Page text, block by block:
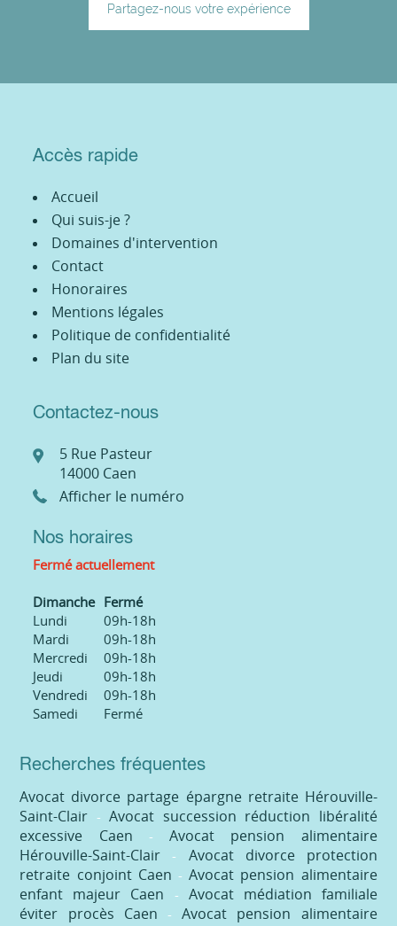
Partagez-nous votre expérience
Accès rapide
Accueil
Qui suis-je ?
Domaines d'intervention
Contact
Honoraires
Mentions légales
Politique de confidentialité
Plan du site
Contactez-nous
5 Rue Pasteur
14000 Caen
Afficher le numéro
Nos horaires
Fermé actuellement
Dimanche Fermé
Lundi
09h-18h
Mardi
09h-18h
Mercredi
09h-18h
Jeudi
09h-18h
Vendredi
09h-18h
Samedi
Fermé
Recherches fréquentes
Avocat divorce partage épargne retraite Hérouville-
Saint-Clair
Avocat succession réduction libéralité
excessive Caen
Avocat pension alimentaire
Hérouville-Saint-Clair
Avocat divorce protection
retraite conjoint Caen
Avocat pension alimentaire
enfant majeur Caen
Avocat médiation familiale
éviter procès Caen
Avocat pension alimentaire